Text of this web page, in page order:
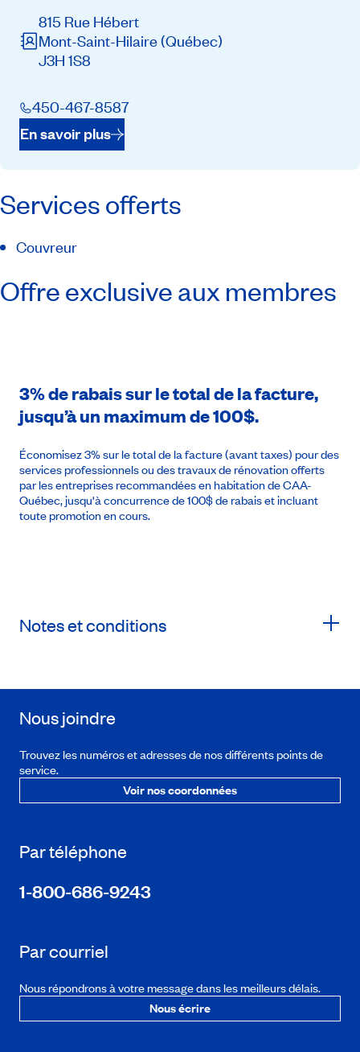
815 Rue Hébert
Mont-Saint-Hilaire(Québec)
J3H 1S8
450-467-8587
En savoir plus
Services offerts
Couvreur
Offre exclusive aux membres
3% de rabais sur le total de la facture,
jusqu’à un maximum de 100$.
Économisez 3% sur le total de la facture (avant taxes) pour des
services professionnels ou des travaux de rénovation offerts
par les entreprises recommandées en habitation de CAA-
Québec, jusqu'à concurrence de 100$ de rabais et incluant
toute promotion en cours.
Notes et conditions
Nous joindre
Trouvez les numéros et adresses de nos différents points de
service.
Voir nos coordonnées
Par téléphone
1-800-686-9243
Par courriel
Nous répondrons à votre message dans les meilleurs délais.
Nous écrire